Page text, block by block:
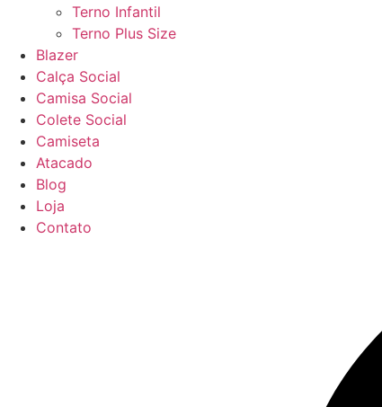
Terno Infantil
Terno Plus Size
Blazer
Calça Social
Camisa Social
Colete Social
Camiseta
Atacado
Blog
Loja
Contato